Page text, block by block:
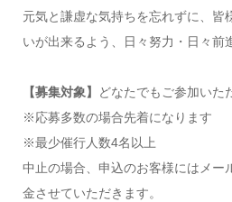
元気と謙虚な気持ちを忘れずに、皆
いが出来るよう、日々努力・日々前
【募集対象】
どなたでもご参加い
※応募多数の場合先着になります
※最少催行人数4名以上
中止の場合、申込のお客様にはメー
金させていただきます。